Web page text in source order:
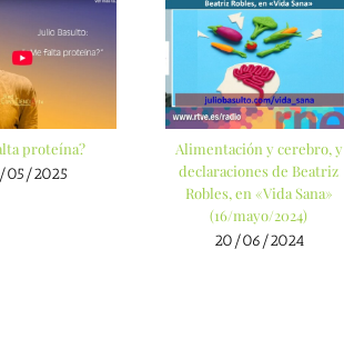
proteína?
05/2025
Alimentación y cerebro, y
declaraciones de Beatriz
Robles, en «Vida Sana»
(16/mayo/2024)
20/06/2024